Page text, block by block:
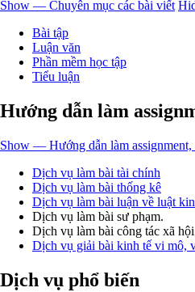
Show — Chuyên mục các bài viết
Bài tập
Luận văn
Phần mềm học tập
Tiểu luận
Hướng dẫn làm
Show — Hướng dẫn làm assignment,
Dịch vụ làm bài tài chính
Dịch vụ làm bài thống kê
Dịch vụ làm bài luận về luật
Dịch vụ làm bài sư phạm.
Dịch vụ làm bài công tác xã
Dịch vụ giải bài kinh tế vi mô,
Dịch vụ phổ biến